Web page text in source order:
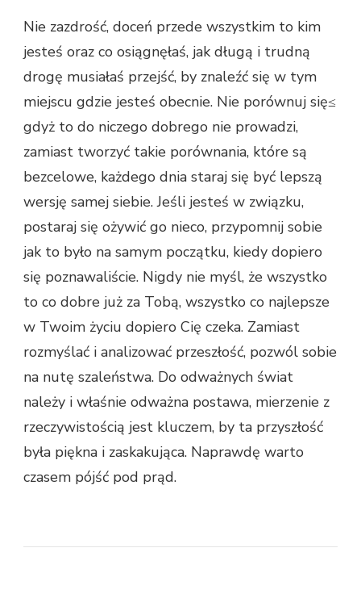
Nie zazdrość, doceń przede wszystkim to kim
jesteś oraz co osiągnęłaś, jak długą i trudną
drogę musiałaś przejść, by znaleźć się w tym
miejscu gdzie jesteś obecnie. Nie porównuj się≤
gdyż to do niczego dobrego nie prowadzi,
zamiast tworzyć takie porównania, które są
bezcelowe, każdego dnia staraj się być lepszą
wersję samej siebie. Jeśli jesteś w związku,
postaraj się ożywić go nieco, przypomnij sobie
jak to było na samym początku, kiedy dopiero
się poznawaliście. Nigdy nie myśl, że wszystko
to co dobre już za Tobą, wszystko co najlepsze
w Twoim życiu dopiero Cię czeka. Zamiast
rozmyślać i analizować przeszłość, pozwól sobie
na nutę szaleństwa. Do odważnych świat
należy i właśnie odważna postawa, mierzenie z
rzeczywistością jest kluczem, by ta przyszłość
była piękna i zaskakująca. Naprawdę warto
czasem pójść pod prąd.